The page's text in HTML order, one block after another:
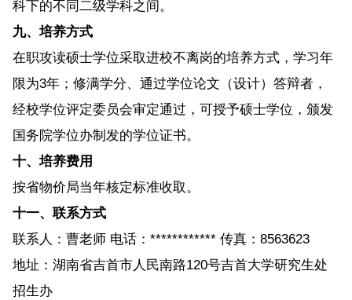
科下的不同二级学科之间。
九、培养方式
在职攻读硕士学位采取进校不离岗的培养方式，学习年
限为3年；修满学分、通过学位论文（设计）答辩者，
经校学位评定委员会审定通过，可授予硕士学位，颁发
国务院学位办制发的学位证书。
十、培养费用
按省物价局当年核定标准收取。
十一、联系方式
联系人：曹老师 电话：************ 传真：8563623
地址：湖南省吉首市人民南路120号吉首大学研究生处
招生办